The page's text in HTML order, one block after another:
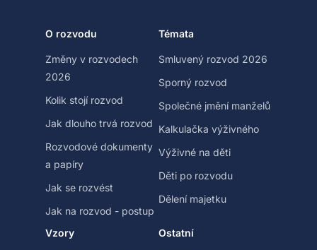
O rozvodu
Změny v rozvodech
2026
Kolik stojí rozvod
Jak dlouho trvá rozvod
Rozvodové dokumenty
a papíry
Jak se rozvést
Jak na rozvod - postup
Témata
Smluvený rozvod 2026
Sporný rozvod
Společné jmění manželů
Kalkulačka výživného
Výživné na děti
Děti po rozvodu
Dělení majetku
Vzory Ostatní